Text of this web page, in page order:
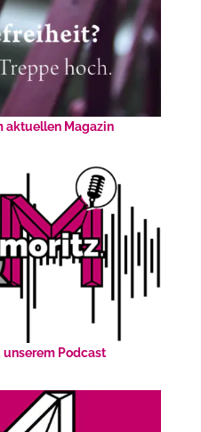
aktuellen Magazin
unserem Podcast